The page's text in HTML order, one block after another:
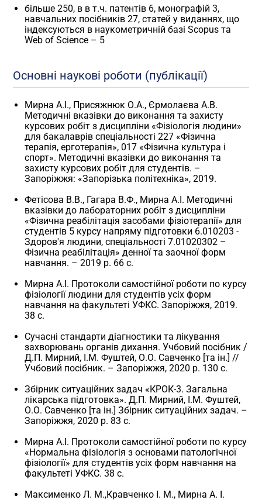
більше 250, в в т.ч. патентів 6, монографій 3,
навчальних посібників 27, статей у виданнях, що
індексуються в наукометричній базі Scopus та
Web of Science – 5
Основні наукові роботи (публікації)
Мирна А.І., Присяжнюк О.А., Єрмолаєва А.В.
Методичні вказівки до виконання та захисту
курсових робіт з дисципліни «Фізіологія людини»
для бакалаврів спеціальності 227 «Фізична
терапія, ерготерапія», 017 «Фізична культура і
спорт». Методичні вказівки до виконання та
захисту курсових робіт для студентів. –
Запоріжжя: «Запорізька політехніка», 2019.
Фетісова В.В., Гагара В.Ф., Мирна А.І. Методичні
вказівки до лабораторних робіт з дисципліни
«Фізична реабілітація засобами фізіотерапії» для
студентів 5 курсу напряму підготовки 6.010203 -
Здоров'я людини, спеціальності 7.01020302 –
Фізична реабілітація» денної та заочної форм
навчання. – 2019 р. 66 с.
Мирна А.І. Протоколи самостійної роботи по курсу
фізіології людини для студентів усіх форм
навчання на факультеті УФКС. Запоріжжя, 2019.
38 с.
Сучасні стандарти діагностики та лікування
захворювань органів дихання. Учбовий посібник /
Д.П. Мирний, І.М. Фуштей, О.О. Савченко [та ін.] //
Учбовий посібник. – Запоріжжя, 2020 р. 130 c.
Збірник ситуаційних задач «КРОК-3. Загальна
лікарська підготовка». Д.П. Мирний, І.М. Фуштей,
О.О. Савченко [та ін.] Збірник ситуаційних задач. –
Запоріжжя, 2020 р. 83 с.
Мирна А.І. Протоколи самостійної роботи по курсу
«Нормальна фізіологія з основами патологічної
фізіології» для студентів усіх форм навчання на
факультеті УФКС. 38 с.
Максименко Л. М.,Кравченко І. М., Мирна А. І.